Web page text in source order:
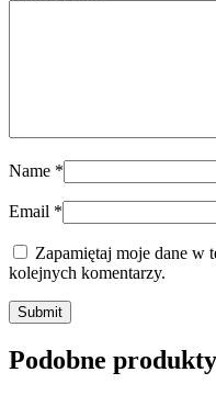
Name *
Email *
Zapamiętaj moje dane w
kolejnych komentarzy.
Submit
Podobne produkty